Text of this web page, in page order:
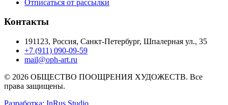
Отписаться от рассылки
Контакты
191123, Россия, Санкт-Петербург, Шпалерная ул., 35
+7 (911) 090-09-59
mail@oph-art.ru
© 2026 ОБЩЕСТВО ПООЩРЕНИЯ ХУДОЖЕСТВ. Все
права защищены.
Разработка: InRus Studio